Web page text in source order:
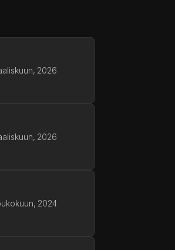
2026
2026
2024